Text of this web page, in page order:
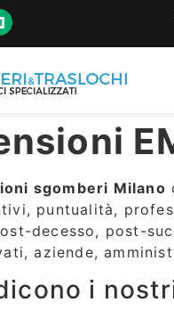
sgomberi Milano
puntualità,
decesso, post-
aziende,
i